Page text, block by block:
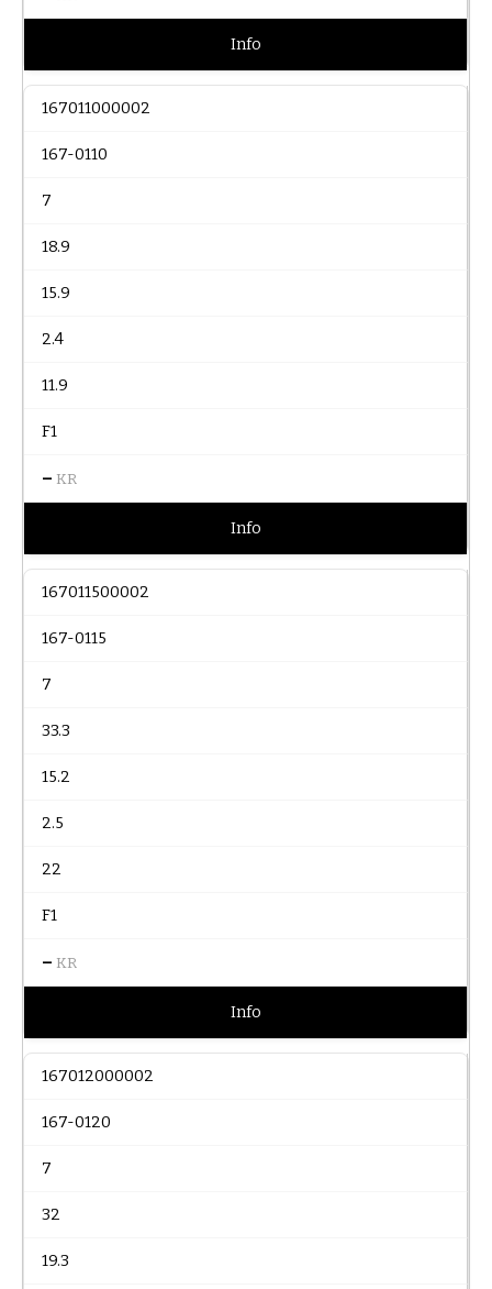
Info
167011000002
167-0110
7
18.9
15.9
2.4
11.9
F1
– KR
Info
167011500002
167-0115
7
33.3
15.2
2.5
22
F1
– KR
Info
167012000002
167-0120
7
32
19.3